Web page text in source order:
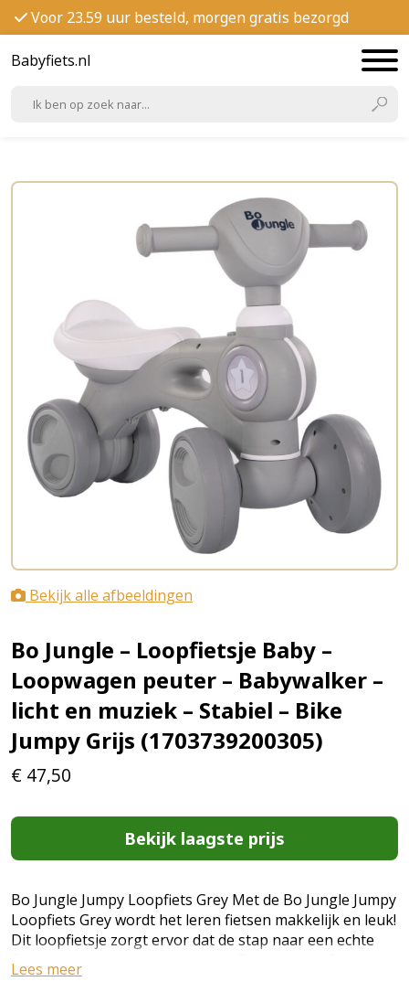
Voor 23.59 uur besteld, morgen gratis bezorgd
Babyfiets.nl
Bekijk alle afbeeldingen
Bo Jungle – Loopfietsje Baby –
Loopwagen peuter – Babywalker –
licht en muziek – Stabiel – Bike
Jumpy Grijs (1703739200305)
€ 47,50
Bekijk laagste prijs
Bo Jungle Jumpy Loopfiets Grey Met de Bo Jungle Jumpy
Loopfiets Grey wordt het leren fietsen makkelijk en leuk!
Dit loopfietsje zorgt ervor dat de stap naar een echte
fiets kleiner wordt voor je kindje. Door dat het fietsje
zowel voor als achter dubbele wielen heeft, is het erg
Lees meer